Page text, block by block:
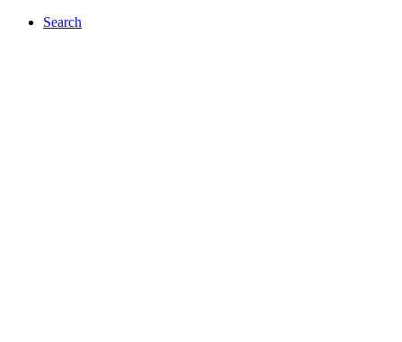
Search